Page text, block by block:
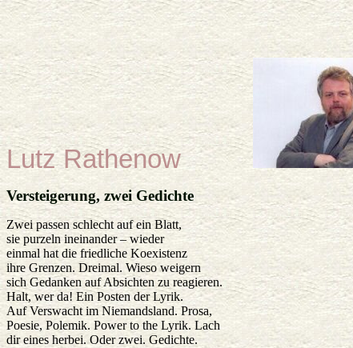
Lutz Rathenow
Versteigerung, zwei Gedichte
Zwei passen schlecht auf ein Blatt,
sie purzeln ineinander – wieder
einmal hat die friedliche Koexistenz
ihre Grenzen. Dreimal. Wieso weigern
sich Gedanken auf Absichten zu reagieren.
Halt, wer da! Ein Posten der Lyrik.
Auf Verswacht im Niemandsland. Prosa,
Poesie, Polemik. Power to the Lyrik. Lach
dir eines herbei. Oder zwei. Gedichte.